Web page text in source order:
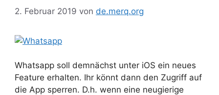
2. Februar 2019 von de.merq.org
Whatsapp soll demnächst unter iOS ein neues
Feature erhalten. Ihr könnt dann den Zugriff auf
die App sperren. D.h. wenn eine neugierige